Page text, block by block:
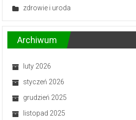
zdrowie i uroda
Archiwum
luty 2026
styczeń 2026
grudzień 2025
listopad 2025